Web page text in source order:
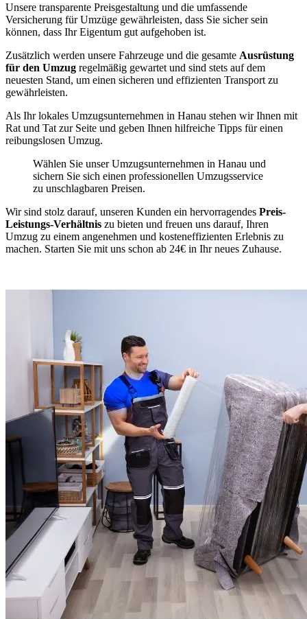
Unsere transparente Preisgestaltung und die umfassende
Versicherung für Umzüge gewährleisten, dass Sie sicher sein
können, dass Ihr Eigentum gut aufgehoben ist.
Zusätzlich werden unsere Fahrzeuge und die gesamte Ausrüstung
für den Umzug regelmäßig gewartet und sind stets auf dem
neuesten Stand, um einen sicheren und effizienten Transport zu
gewährleisten.
Als Ihr lokales Umzugsunternehmen in Hanau stehen wir Ihnen mit
Rat und Tat zur Seite und geben Ihnen hilfreiche Tipps für einen
reibungslosen Umzug.
Wählen Sie unser Umzugsunternehmen in Hanau und
sichern Sie sich einen professionellen Umzugsservice
zu unschlagbaren Preisen.
Wir sind stolz darauf, unseren Kunden ein hervorragendes Preis-
Leistungs-Verhältnis zu bieten und freuen uns darauf, Ihren
Umzug zu einem angenehmen und kosteneffizienten Erlebnis zu
machen. Starten Sie mit uns schon ab 24€ in Ihr neues Zuhause.